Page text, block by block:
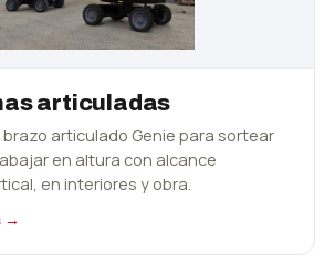
articuladas
articulado Genie para sortear
en altura con alcance
en interiores y obra.
→